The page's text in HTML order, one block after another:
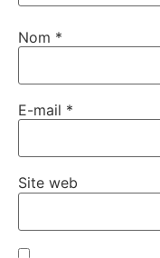
Nom *
E-mail *
Site web